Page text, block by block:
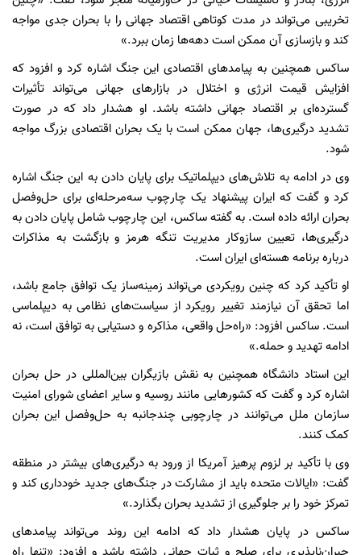
تخریبی می‌تواند در مدت کوتاهی اقتصاد جهانی را با بحران جدی مواجه
کند و بازسازی آن ممکن است دهه‌ها زمان ببرد.»
ساکس همچنین به پیامدهای اقتصادی این جنگ اشاره کرد و افزود که
افزایش قیمت انرژی و اختلال در بازارهای جهانی می‌تواند تأثیرات
گسترده‌ای بر اقتصاد جهانی داشته باشد. او هشدار داد که در صورت
تشدید درگیری‌ها، جهان ممکن است با یک بحران اقتصادی بزرگ مواجه
شود.
وی در ادامه به تلاش‌های دیپلماتیک برای پایان دادن به این جنگ اشاره
کرد و گفت که ایران پیشنهاد یک چارچوب سه‌مرحله‌ای برای حل‌وفصل
بحران ارائه داده است. به گفته ساکس، این چارچوب شامل پایان دادن به
درگیری‌ها، تعیین سازوکار مدیریت تنگه هرمز و بازگشت به مذاکرات
درباره برنامه هسته‌ای ایران است.
او تأکید کرد که چنین رویکردی می‌تواند زمینه‌ساز یک توافق جامع باشد،
اما تحقق آن نیازمند تغییر رویکرد از سیاست‌های نظامی به دیپلماسی
است. ساکس افزود: «راه‌حل واقعی، مذاکره و دستیابی به توافق است، نه
ادامه تهدید و حمله.»
این استاد دانشگاه همچنین به نقش بازیگران بین‌المللی در حل بحران
اشاره کرد و گفت که کشورهایی مانند روسیه و سایر اعضای شورای امنیت
سازمان ملل می‌توانند در چارچوبی چندجانبه به حل‌وفصل این بحران
کمک کنند.
وی با تأکید بر لزوم پرهیز آمریکا از ورود به درگیری‌های بیشتر در منطقه
گفت: «ایالات متحده باید از مشارکت در جنگ‌های جدید خودداری کند و
تمرکز خود را بر جلوگیری از تشدید بحران بگذارد.»
ساکس در پایان هشدار داد که ادامه این روند می‌تواند پیامدهای